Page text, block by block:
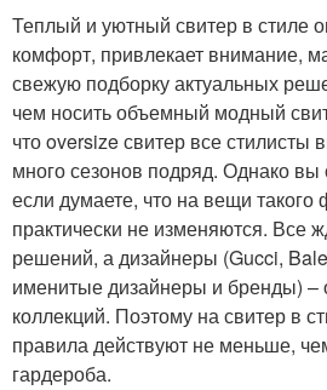
Теплый и уютный свитер в стиле
комфорт, привлекает внимание,
свежую подборку актуальных
чем носить объемный модный
что oversize свитер все
много сезонов подряд. Однако вы
если думаете, что на вещи такого
практически не изменяются. Все
решений, а дизайнеры (Gucci,
именитые дизайнеры и бренды) –
коллекций. Поэтому на свитер в
правила действуют не меньше,
гардероба.